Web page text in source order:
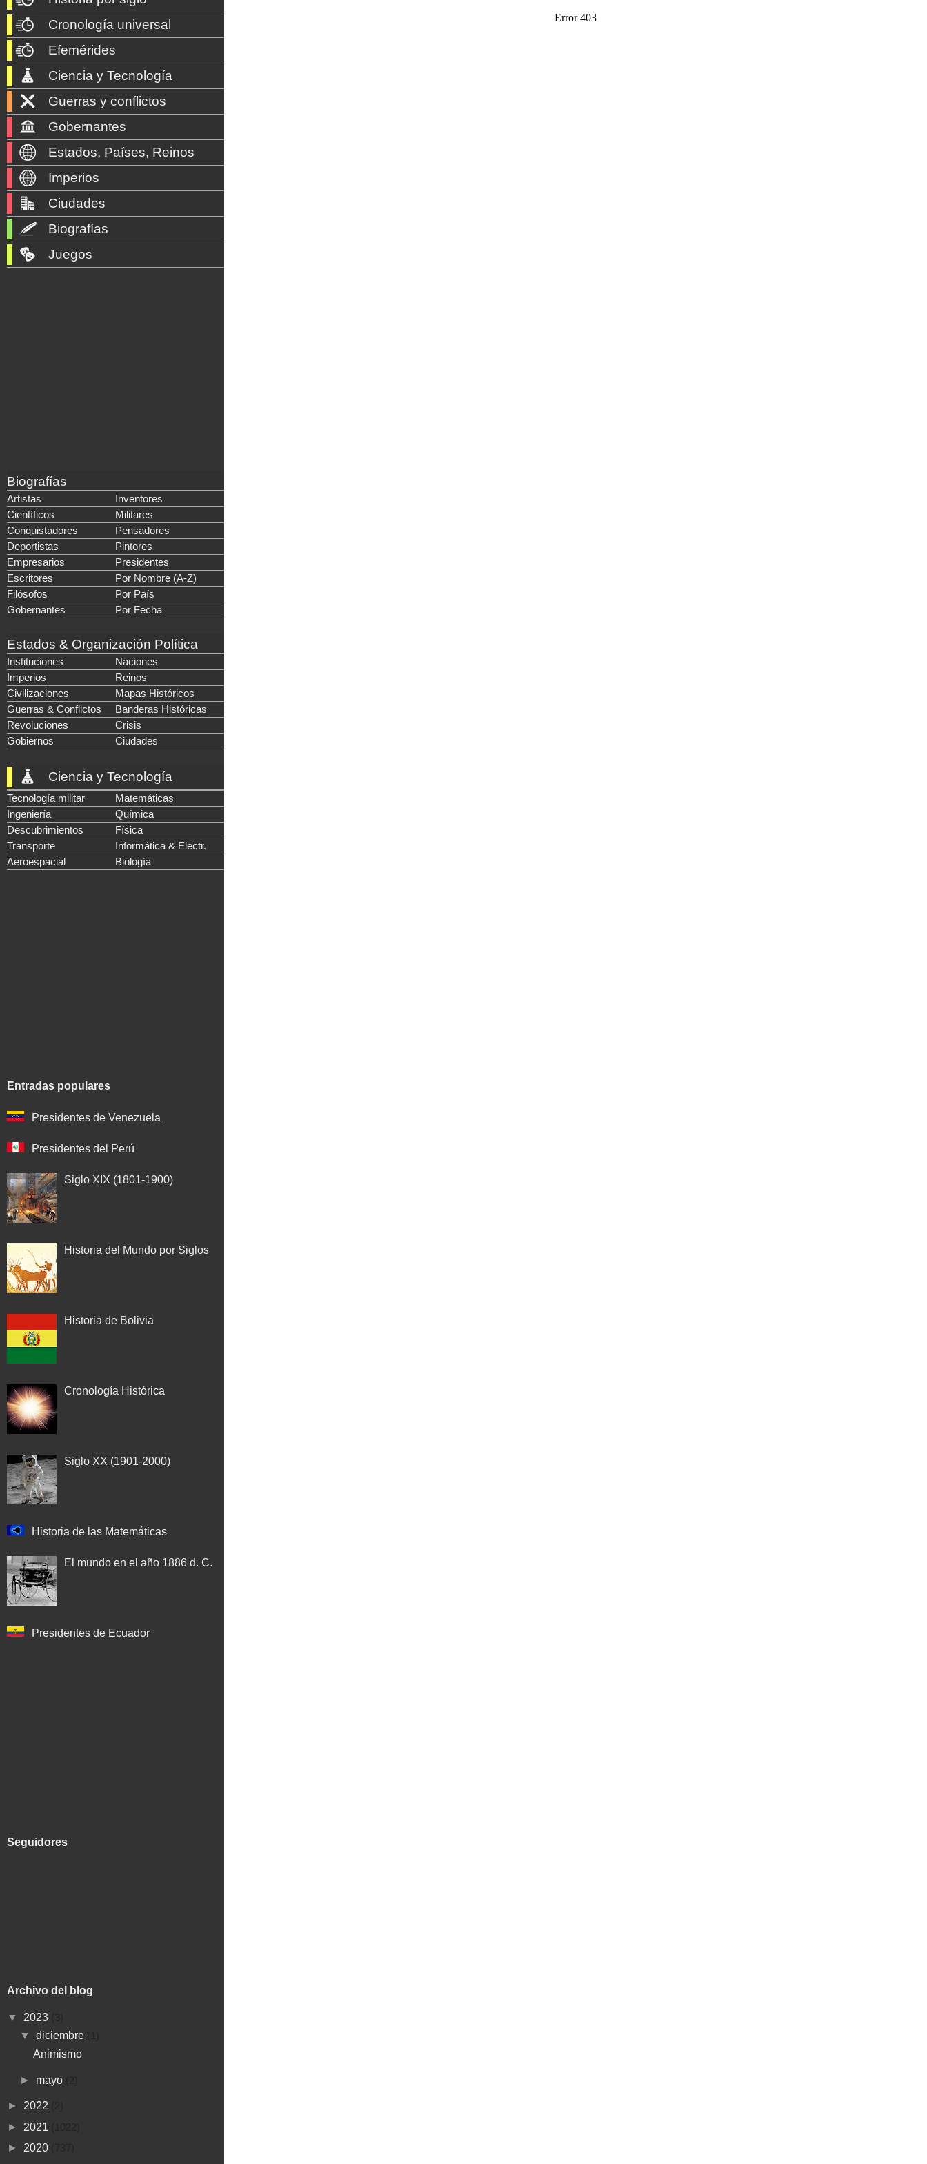
Cronología universal
Efemérides
Ciencia y Tecnología
Guerras y conflictos
Gobernantes
Estados, Países, Reinos
Imperios
Ciudades
Biografías
Juegos
Biografías
Artistas
Inventores
Científicos
Militares
Conquistadores
Pensadores
Deportistas
Pintores
Empresarios
Presidentes
Escritores
Por Nombre (A-Z)
Filósofos
Por País
Gobernantes
Por Fecha
Estados & Organización Política
Instituciones
Naciones
Imperios
Reinos
Civilizaciones
Mapas Históricos
Guerras & Conflictos
Banderas Históricas
Revoluciones
Crisis
Gobiernos
Ciudades
Ciencia y Tecnología
Tecnología militar
Matemáticas
Ingeniería
Química
Descubrimientos
Física
Transporte
Informática & Electr.
Aeroespacial
Biología
Entradas populares
Presidentes de Venezuela
Presidentes del Perú
Siglo XIX (1801-1900)
Historia del Mundo por Siglos
Historia de Bolivia
Cronología Histórica
Siglo XX (1901-2000)
Historia de las Matemáticas
El mundo en el año 1886 d. C.
Presidentes de Ecuador
Seguidores
Archivo del blog
▼ 2023
▼ diciembre
Animismo
► mayo
► 2022
► 2021
► 2020